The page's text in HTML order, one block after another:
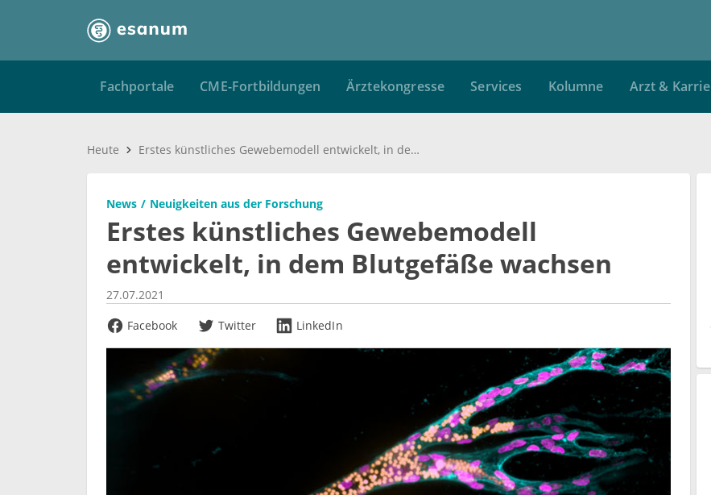
Fachportale CME-Fortbildungen Ärztekongresse Services Kolumne Arzt &
Heute Erstes künstliches Gewebemodell entwickelt, in dem Blutgefäße wachsen
News Neuigkeiten aus der Forschung
Erstes künstliches Gewebemodell
entwickelt, in dem Blutgefäße wachsen
27.07.2021
Facebook
Twitter LinkedIn